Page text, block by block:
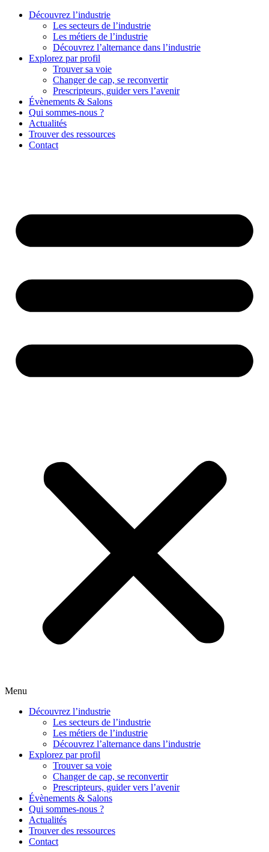
Découvrez l’industrie
Les secteurs de l’industrie
Les métiers de l’industrie
Découvrez l’alternance dans l’industrie
Explorez par profil
Trouver sa voie
Changer de cap, se reconvertir
Prescripteurs, guider vers l’avenir
Évènements & Salons
Qui sommes-nous ?
Actualités
Trouver des ressources
Contact
Menu
Découvrez l’industrie
Les secteurs de l’industrie
Les métiers de l’industrie
Découvrez l’alternance dans l’industrie
Explorez par profil
Trouver sa voie
Changer de cap, se reconvertir
Prescripteurs, guider vers l’avenir
Évènements & Salons
Qui sommes-nous ?
Actualités
Trouver des ressources
Contact